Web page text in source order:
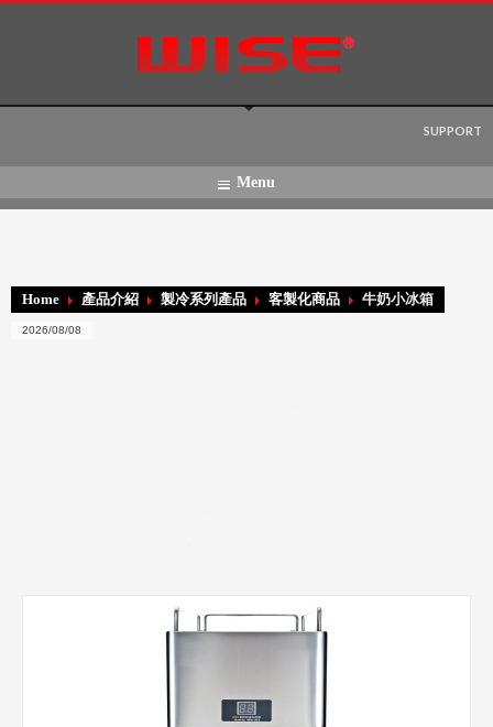
SUPPORT
Menu
Home 產品介紹 製冷系列產品 客製化商品 牛奶小冰箱
2026/08/08